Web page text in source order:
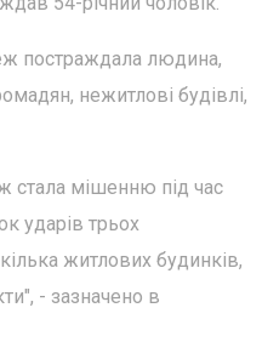
постраждала людина,
нежитлові будівлі,
стала мішенню під час
ударів трьох
житлових будинків,
- зазначено в